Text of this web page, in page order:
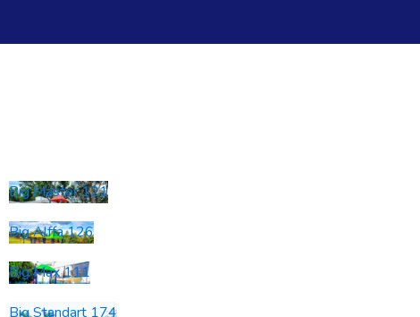
Big Master 121
Big Alffa 126
Big Max 111
Big Standart 174